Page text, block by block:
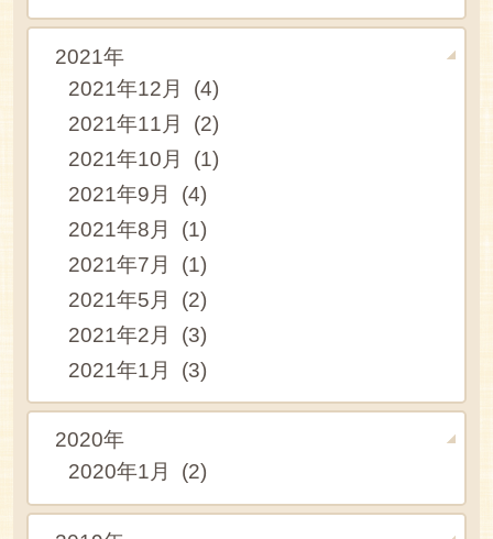
2021年
2021年12月 (4)
2021年11月 (2)
2021年10月 (1)
2021年9月 (4)
2021年8月 (1)
2021年7月 (1)
2021年5月 (2)
2021年2月 (3)
2021年1月 (3)
2020年
2020年1月 (2)